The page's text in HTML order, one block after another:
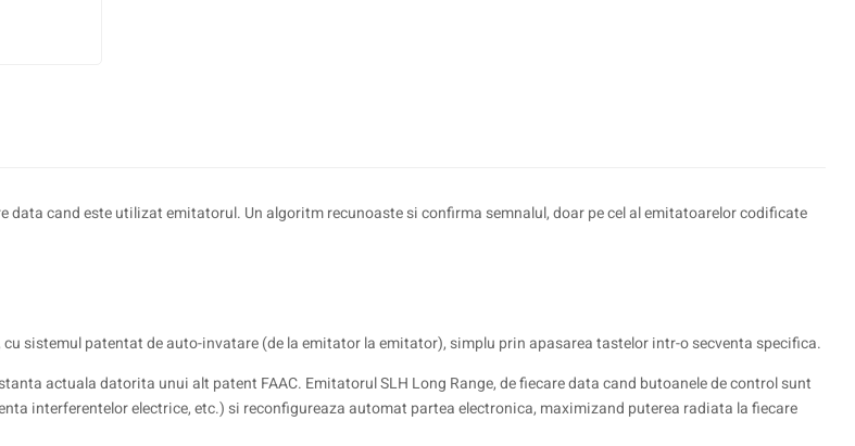
data cand este utilizat emitatorul. Un algoritm recunoaste si confirma semnalul, doar pe cel al emitatoarelor codificate
sistemul patentat de auto-invatare (de la emitator la emitator), simplu prin apasarea tastelor intr-o secventa specifica.
actuala datorita unui alt patent FAAC. Emitatorul SLH Long Range, de fiecare data cand butoanele de control sunt
interferentelor electrice, etc.) si reconfigureaza automat partea electronica, maximizand puterea radiata la fiecare